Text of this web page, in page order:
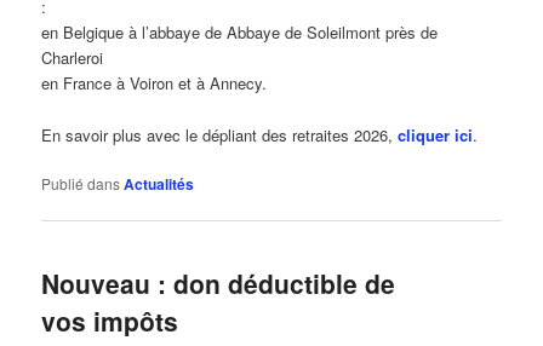
:
en Belgique à l’abbaye de Abbaye de Soleilmont près de
Charleroi
en France à Voiron et à Annecy.
En savoir plus avec le dépliant des retraites 2026,cliquer ici.
Publié dansActualités
Nouveau : don déductible de
vos impôts